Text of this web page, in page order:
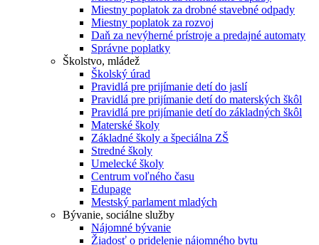
Miestny poplatok za drobné stavebné odpady
Miestny poplatok za rozvoj
Daň za nevýherné prístroje a predajné automaty
Správne poplatky
Školstvo, mládež
Školský úrad
Pravidlá pre prijímanie detí do jaslí
Pravidlá pre prijímanie detí do materských škôl
Pravidlá pre prijímanie detí do základných škôl
Materské školy
Základné školy a špeciálna ZŠ
Stredné školy
Umelecké školy
Centrum voľného času
Edupage
Mestský parlament mladých
Bývanie, sociálne služby
Nájomné bývanie
Žiadosť o pridelenie nájomného bytu